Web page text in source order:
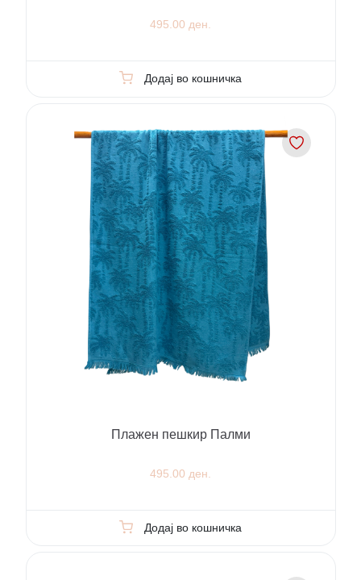
495.00 ден.
Додај во кошничка
Плажен пешкир Палми
495.00 ден.
Додај во кошничка